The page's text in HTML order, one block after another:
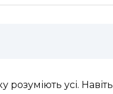
розуміють усі.